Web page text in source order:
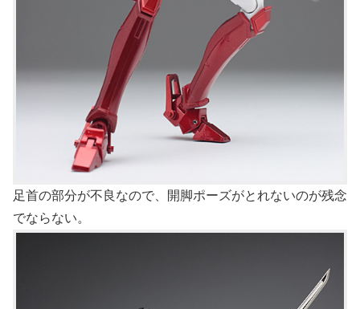
足首の部分が不良なので、開脚ポーズがとれないのが残念
でならない。